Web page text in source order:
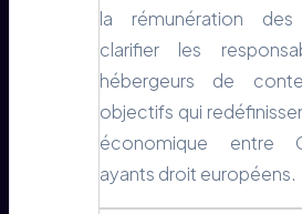
la rémunération des
clarifier les
hébergeurs de
objectifs qui
économique entre
ayants droit européens.